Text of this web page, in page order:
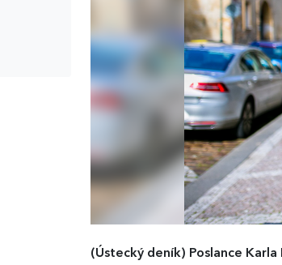
(Ústecký deník) Poslance